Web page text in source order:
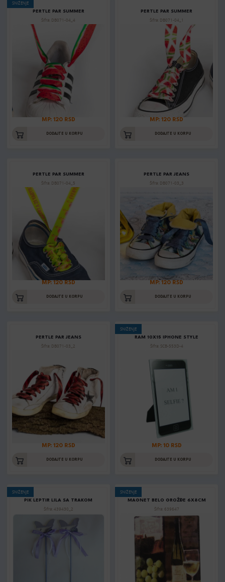
SNIŽENJE
PERTLE PAR SUMMER
Šifra: DB071-04_4
MP: 120 RSD
DODAJTE U KORPU
PERTLE PAR SUMMER
Šifra: DB071-04_1
MP: 120 RSD
DODAJTE U KORPU
PERTLE PAR SUMMER
Šifra: DB071-04_5
MP: 120 RSD
DODAJTE U KORPU
PERTLE PAR JEANS
Šifra: DB071-03_3
MP: 120 RSD
DODAJTE U KORPU
PERTLE PAR JEANS
Šifra: DB071-03_2
MP: 120 RSD
DODAJTE U KORPU
SNIŽENJE
RAM 10X15 IPHONE STYLE
Šifra: SCB-553D-4
MP: 10 RSD
DODAJTE U KORPU
SNIŽENJE
PIK LEPTIR LILA SA TRAKOM
Šifra: 439430_2
SNIŽENJE
MAGNET BELO GROŽĐE 6X8CM
Šifra: 639647